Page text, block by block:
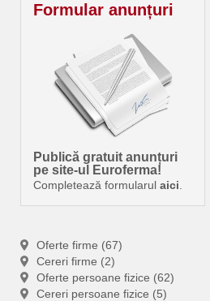
Formular anunțuri
Publică gratuit anunțuri
pe site-ul Euroferma!
Completează formularul aici
Oferte firme (67)
Cereri firme (2)
Oferte persoane fizice (62)
Cereri persoane fizice (5)